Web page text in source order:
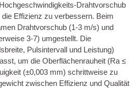
Drahtvorschub
Effizienz zu verbessern. Beim
Drahtvorschub (1-3 m/s) und
3-7) umgestellt. Die
Pulsintervall und Leistung)
um die Oberflächenrauheit (Ra ≤
(±0,003 mm) schrittweise zu
zwischen Effizienz und Qualität